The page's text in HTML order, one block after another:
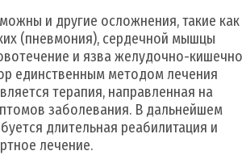
и другие осложнения, такие как
(пневмония), сердечной мышцы
и язва желудочно-
единственным методом лечения
терапия, направленная на
заболевания. В дальнейшем
длительная реабилитация и
лечение.